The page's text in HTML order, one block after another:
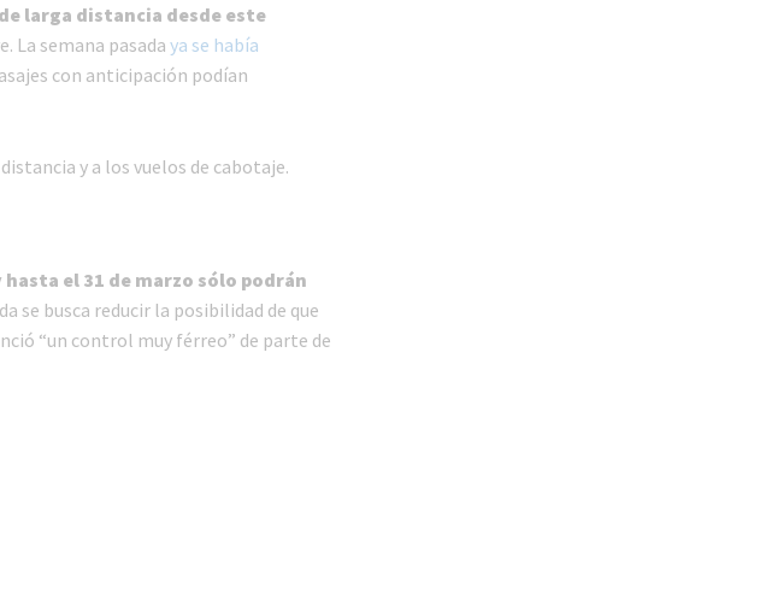
larga distancia desde este
La semana pasada ya se había
con anticipación podían
y a los vuelos de cabotaje.
hasta el 31 de marzo sólo podrán
se busca reducir la posibilidad de que
“un control muy férreo” de parte de